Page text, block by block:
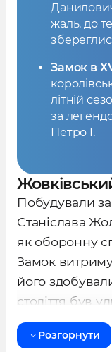
жаль, до
Замок в
літній
за
Петро I.
Побудували
Станіслава
як оборонну
Замок
його
століття був
польського
якого пережив
Розгорнути